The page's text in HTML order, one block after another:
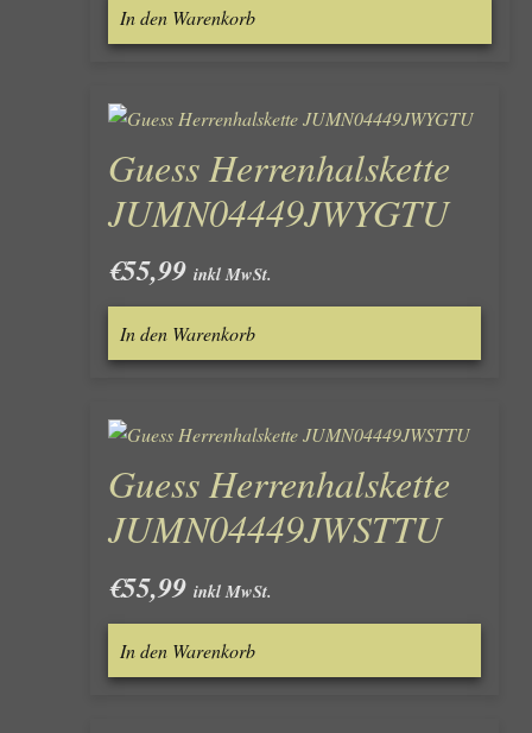
In den Warenkorb
Guess Herrenhalskette
JUMN04449JWYGTU
€55,99 inkl MwSt.
In den Warenkorb
Guess Herrenhalskette
JUMN04449JWSTTU
€55,99 inkl MwSt.
In den Warenkorb